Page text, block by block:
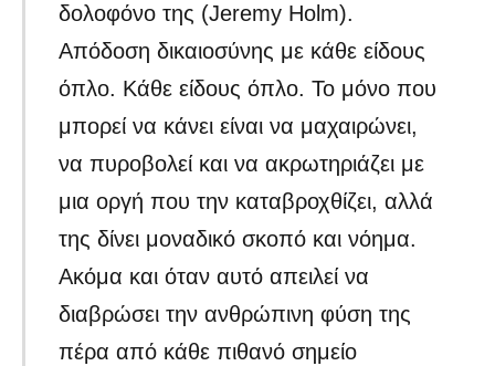
δολοφόνο της (Jeremy Holm).
Απόδοση δικαιοσύνης με κάθε είδους
όπλο. Κάθε είδους όπλο. Το μόνο που
μπορεί να κάνει είναι να μαχαιρώνει,
να πυροβολεί και να ακρωτηριάζει με
μια οργή που την καταβροχθίζει, αλλά
της δίνει μοναδικό σκοπό και νόημα.
Ακόμα και όταν αυτό απειλεί να
διαβρώσει την ανθρώπινη φύση της
πέρα ​​από κάθε πιθανό σημείο